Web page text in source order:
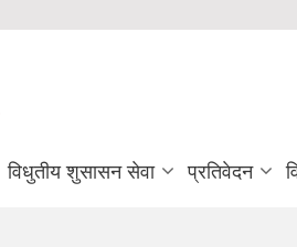
विधुतीय शुसासन सेवा प्रतिवेदन